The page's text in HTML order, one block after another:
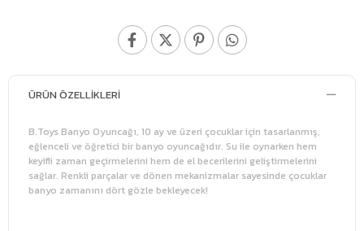
ÜRÜN ÖZELLIKLERI
B.Toys Banyo Oyuncağı, 10 ay ve üzeri çocuklar için tasarlanmış,
eğlenceli ve öğretici bir banyo oyuncağıdır. Su ile oynarken hem
keyifli zaman geçirmelerini hem de el becerilerini geliştirmelerini
sağlar. Renkli parçalar ve dönen mekanizmalar sayesinde çocuklar
banyo zamanını dört gözle bekleyecek!